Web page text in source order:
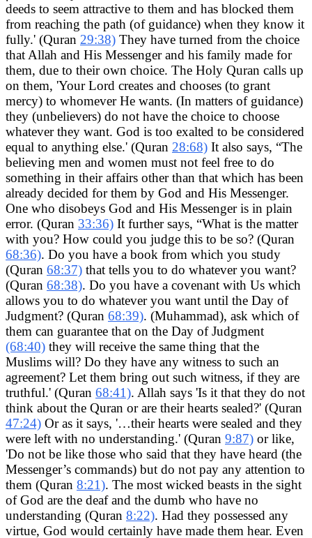
deeds to seem attractive to them and has blocked them
from reaching the path (of guidance) when they know it
fully.' (Quran 29:38) They have turned from the choice
that Allah and His Messenger and his family made for
them, due to their own choice. The Holy Quran calls up
on them, 'Your Lord creates and chooses (to grant
mercy) to whomever He wants. (In matters of guidance)
they (unbelievers) do not have the choice to choose
whatever they want. God is too exalted to be considered
equal to anything else.' (Quran 28:68) It also says, “The
believing men and women must not feel free to do
something in their affairs other than that which has been
already decided for them by God and His Messenger.
One who disobeys God and His Messenger is in plain
error. (Quran 33:36) It further says, “What is the matter
with you? How could you judge this to be so? (Quran
68:36). Do you have a book from which you study
(Quran 68:37) that tells you to do whatever you want?
(Quran 68:38). Do you have a covenant with Us which
allows you to do whatever you want until the Day of
Judgment? (Quran 68:39). (Muhammad), ask which of
them can guarantee that on the Day of Judgment
(68:40) they will receive the same thing that the
Muslims will? Do they have any witness to such an
agreement? Let them bring out such witness, if they are
truthful.' (Quran 68:41). Allah says 'Is it that they do not
think about the Quran or are their hearts sealed?' (Quran
47:24) Or as it says, '…their hearts were sealed and they
were left with no understanding.' (Quran 9:87) or like,
'Do not be like those who said that they have heard (the
Messenger’s commands) but do not pay any attention to
them (Quran 8:21). The most wicked beasts in the sight
of God are the deaf and the dumb who have no
understanding (Quran 8:22). Had they possessed any
virtue, God would certainly have made them hear. Even